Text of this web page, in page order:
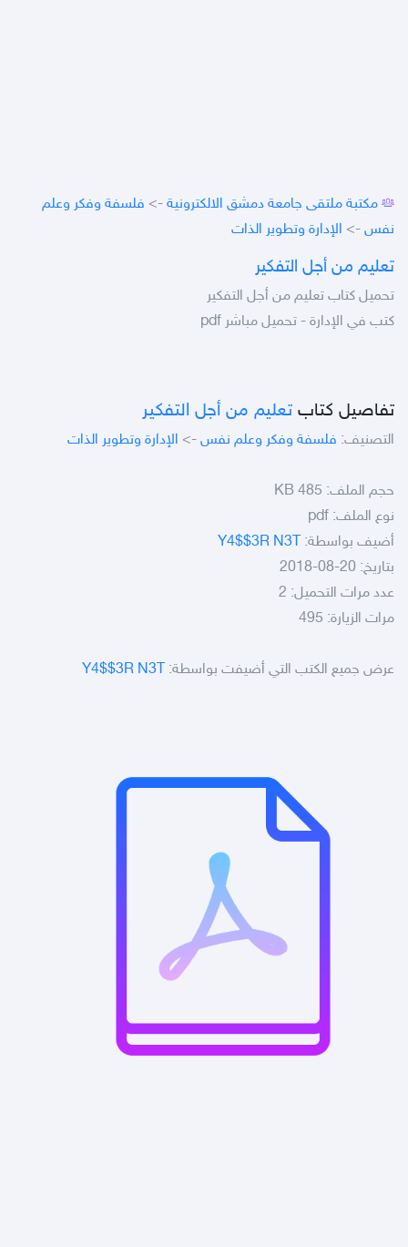
مكتبة ملتقى جامعة دمشق الالكترونية -> فلسفة وفكر وعلم
نفس -> الإدارة وتطوير الذات
تعليم من أجل التفكير
تحميل كتاب تعليم من أجل التفكير
كتب في الإدارة - تحميل مباشر pdf
تفاصيل كتاب تعليم من أجل التفكير
التصنيف: فلسفة وفكر وعلم نفس -> الإدارة وتطوير الذات
حجم الملف: 485 KB
نوع الملف: pdf
أضيف بواسطة: Y4$$3R N3T
بتاريخ: 20-08-2018
عدد مرات التحميل: 2
مرات الزيارة: 495
عرض جميع الكتب التي أضيفت بواسطة: Y4$$3R N3T